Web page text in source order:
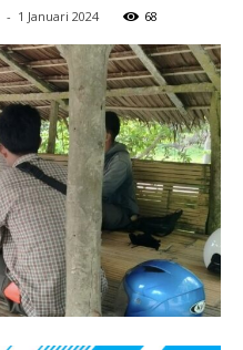
- 1 Januari 2024 68